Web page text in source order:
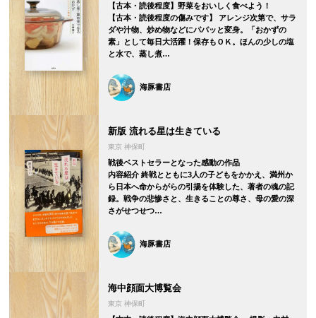
【古本・読後程度】野菜をおいしく食べよう！
【古本・読後程度の傷みです】 アレンジ次第で、サラ
ダや汁物、炒め物などにパパッと変身。「おかずの
素」として毎日大活躍！保存もＯＫ。ほんの少しの塩
と水で、蒸し煮…
海豚書店
新版 流れる星は生きている
東京 神保町
戦後ベストセラーとなった感動の作品
内容紹介 終戦とともに3人の子どもをかかえ、満州か
ら日本へ命からがらの引揚を体験した、著者の魂の記
録。戦争の悲惨さと、生きることの尊さ、母の愛の深
さがせつせつ…
海豚書店
海中顔面大博覧会
東京 神保町